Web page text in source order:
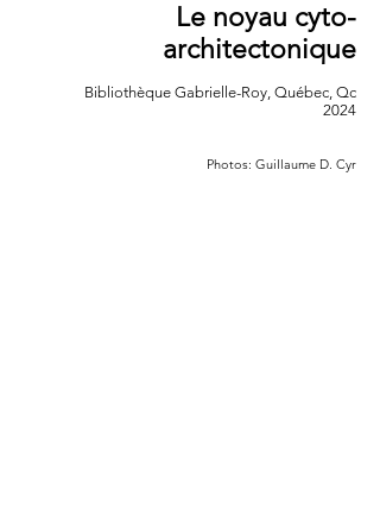
Le noyau cyto-
architectonique
Bibliothèque Gabrielle-Roy, Québec, Qc
2024
Photos: Guillaume D. Cyr